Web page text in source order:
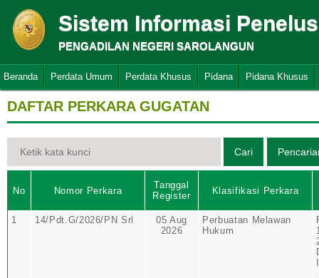
Sistem Informasi
PENGADILAN NEGERI SAROLANGUN
Beranda Perdata Umum Perdata Khusus Pidana Pidana Khusus
DAFTAR PERKARA GUGATAN
No Nomor Perkara
Tanggal
Register
Klasifikasi Perkara
1 14/Pdt.G/2026/PN Srl
05 Aug
2026
Perbuatan Melawan
Hukum